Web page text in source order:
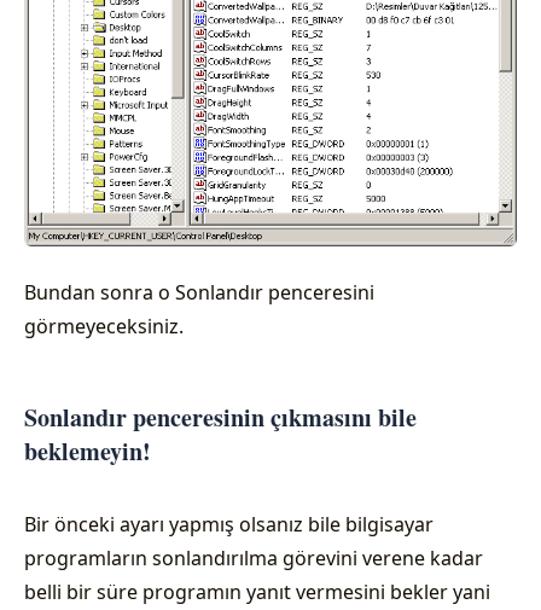
Bundan sonra o Sonlandır penceresini
görmeyeceksiniz.
Sonlandır penceresinin çıkmasını bile
beklemeyin!
Bir önceki ayarı yapmış olsanız bile bilgisayar
programların sonlandırılma görevini verene kadar
belli bir süre programın yanıt vermesini bekler yani